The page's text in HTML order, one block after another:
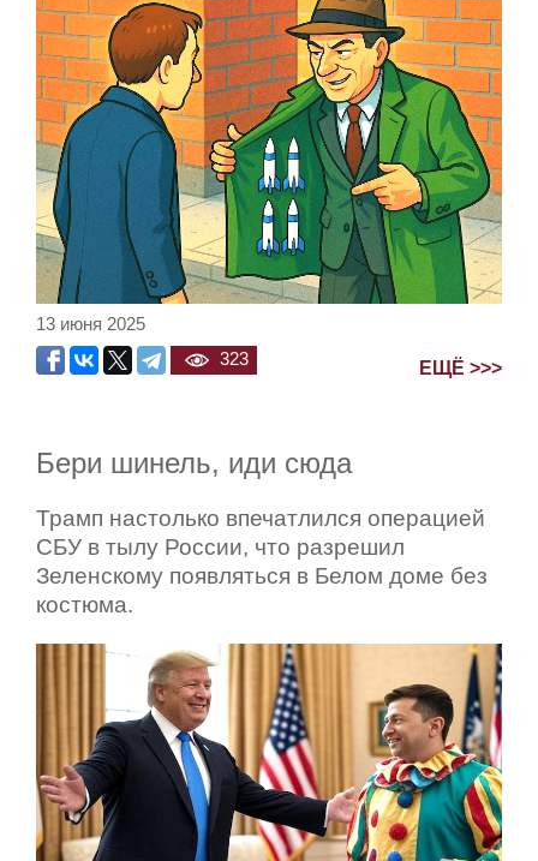
13 июня 2025
323
ЕЩЁ >>>
Бери шинель, иди сюда
Трамп настолько впечатлился операцией
СБУ в тылу России, что разрешил
Зеленскому появляться в Белом доме без
костюма.